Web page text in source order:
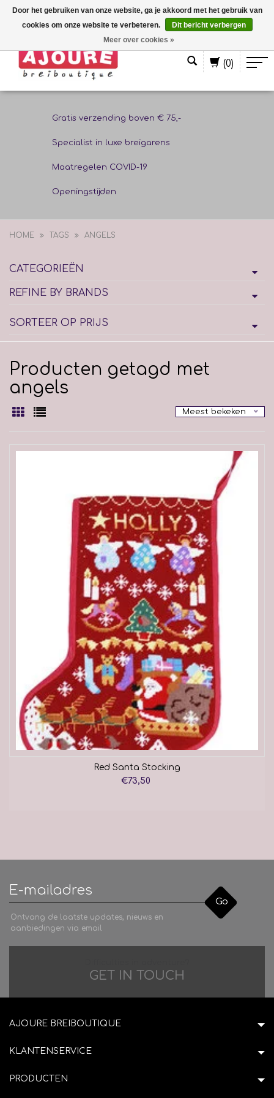
(0)
Gratis verzending boven € 75,-
Specialist in luxe breigarens
Maatregelen COVID-19
Openingstijden
HOME TAGS ANGELS
CATEGORIEËN
REFINE BY BRANDS
SORTEER OP PRIJS
Producten getagd met
angels
Meest bekeken
Red Santa Stocking
€73,50
Go
Ontvang de laatste updates, nieuws en
aanbiedingen via email
GET IN TOUCH
AJOURE BREIBOUTIQUE
KLANTENSERVICE
PRODUCTEN
Door het gebruiken van onze website, ga je akkoord met het gebruik van
cookies om onze website te verbeteren.
Dit bericht verbergen
Meer over cookies »